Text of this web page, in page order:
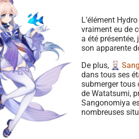
L’élément
vraiment eu de
a été
son apparente
De plus,
dans tous ses
submerger tous
de Watatsumi,
Sangonomiya
nombreuses